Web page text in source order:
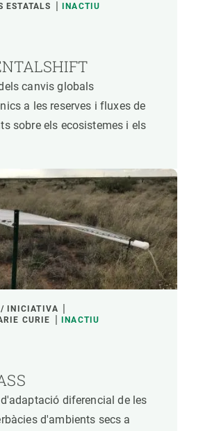
ESTATALS INACTIU
canvis globals
a les reserves i fluxes de
sobre els ecosistemes i els
/ INICIATIVA
CURIE
INACTIU
diferencial de les
d'ambients secs a